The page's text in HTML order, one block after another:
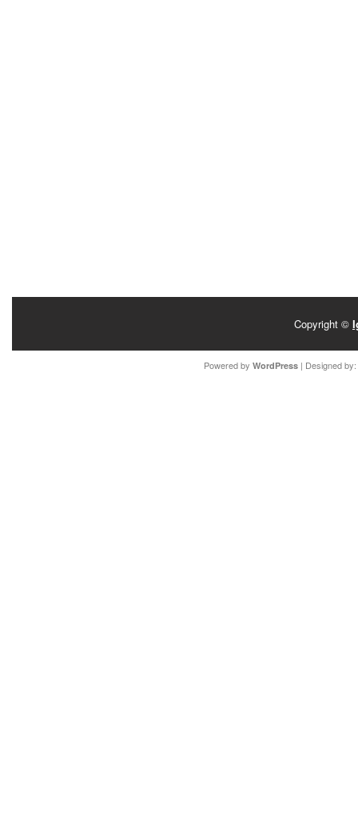
Copyright ©
Powered by WordPress| Designed by: